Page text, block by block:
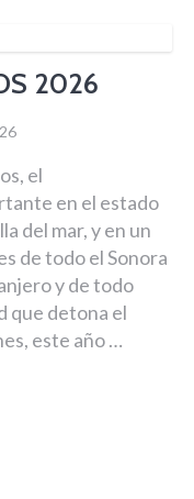
2026
el
en el estado
del mar, y en un
de todo el Sonora
y de todo
que detona el
este año …